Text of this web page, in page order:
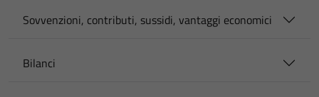
Sovvenzioni, contributi, sussidi, vantaggi economici
Bilanci